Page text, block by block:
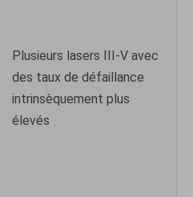
Plusieurs lasers III-V avec
des taux de défaillance
intrinsèquement plus
élevés